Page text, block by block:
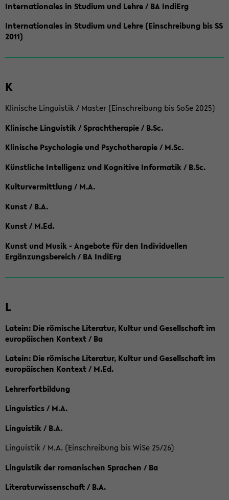
Internationales in Studium und Lehre / BA IndiErg
Internationales in Studium und Lehre (Einschreibung bis SS
2011)
K
Klinische Linguistik / Master (Einschreibung bis SoSe 2025)
Klinische Linguistik / Sprachtherapie / B.Sc.
Klinische Psychologie und Psychotherapie / M.Sc.
Künstliche Intelligenz und Kognitive Informatik / B.Sc.
Kulturvermittlung / M.A.
Kunst / B.A.
Kunst / M.Ed.
Kunst und Musik - Angebote für den Individuellen
Ergänzungsbereich / BA IndiErg
L
Latein: Die römische Literatur, Kultur und Gesellschaft im
europäischen Kontext / Ba
Latein: Die römische Literatur, Kultur und Gesellschaft im
europäischen Kontext / M.Ed.
Lehrerfortbildung
Linguistics / M.A.
Linguistik / B.A.
Linguistik / M.A. (Einschreibung bis WiSe 25/26)
Linguistik der romanischen Sprachen / Ba
Literaturwissenschaft / B.A.